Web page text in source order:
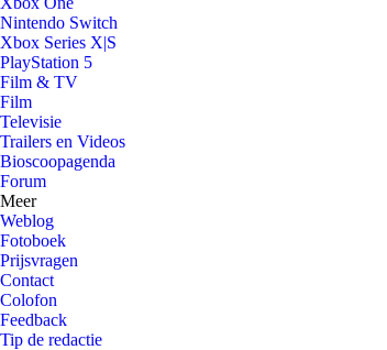
Nintendo Switch
Xbox Series X|S
PlayStation 5
Film & TV
Film
Televisie
Trailers en Videos
Bioscoopagenda
Forum
Meer
Weblog
Fotoboek
Prijsvragen
Contact
Colofon
Feedback
Tip de redactie